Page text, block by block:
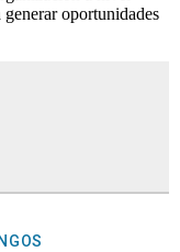
oportunidades